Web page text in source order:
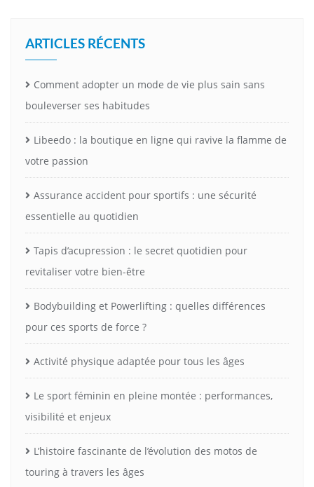
ARTICLES RÉCENTS
Comment adopter un mode de vie plus sain sans
bouleverser ses habitudes
Libeedo : la boutique en ligne qui ravive la flamme de
votre passion
Assurance accident pour sportifs : une sécurité
essentielle au quotidien
Tapis d’acupression : le secret quotidien pour
revitaliser votre bien-être
Bodybuilding et Powerlifting : quelles différences
pour ces sports de force ?
Activité physique adaptée pour tous les âges
Le sport féminin en pleine montée : performances,
visibilité et enjeux
L’histoire fascinante de l’évolution des motos de
touring à travers les âges